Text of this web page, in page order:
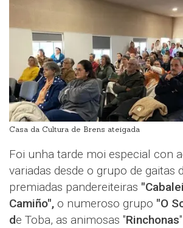
Casa da Cultura de Brens ateigada
Foi unha tarde moi especial con
variadas desde o grupo de gaitas
premiadas pandereiteiras
Camiño", o numeroso grupo "O
de Toba, as animosas "Rinchonas